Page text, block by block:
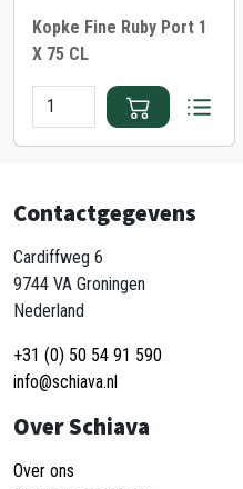
Kopke Fine Ruby Port 1
X 75 CL
Contactgegevens
Cardiffweg 6
9744 VA Groningen
Nederland
+31 (0) 50 54 91 590
info@schiava.nl
Over Schiava
Over ons